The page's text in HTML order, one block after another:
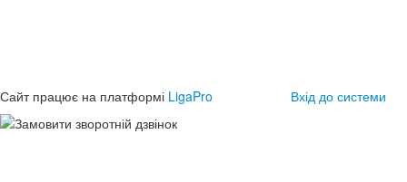
Сайт працює на платформі LigaPro Вхід до системи